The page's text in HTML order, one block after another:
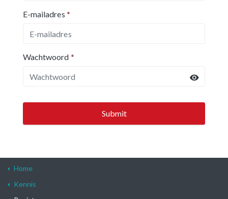
E-mailadres *
Wachtwoord *
Submit
Home
Kennis